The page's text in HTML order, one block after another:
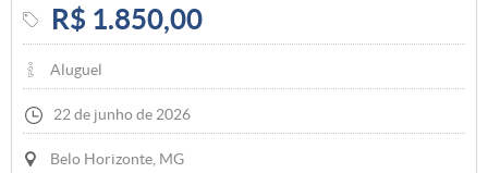
R$ 1.850,00
Aluguel
22 de junho de 2026
Belo Horizonte, MG